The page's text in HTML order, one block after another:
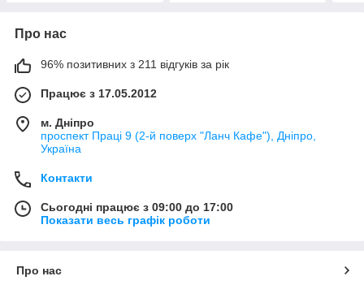
Про нас
96% позитивних з 211 відгуків за рік
Працює з 17.05.2012
м. Дніпро
проспект Праці 9 (2-й поверх "Ланч Кафе"), Дніпро,
Україна
Контакти
Сьогодні працює з 09:00 до 17:00
Показати весь графік роботи
Про нас